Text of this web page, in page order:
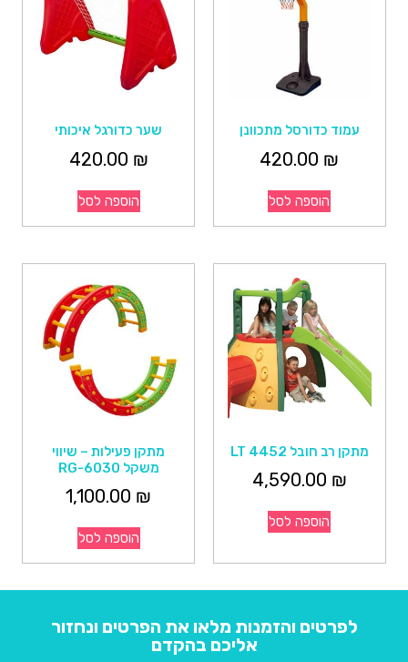
עמוד כדורסל מתכוונן
420.00 ₪
הוספה לסל
שער כדורגל איכותי
420.00 ₪
הוספה לסל
מתקן רב חובל 4452 LT
4,590.00 ₪
הוספה לסל
מתקן פעילות – שיווי
משקל RG-6030
1,100.00 ₪
הוספה לסל
לפרטים והזמנות מלאו את הפרטים ונחזור
אליכם בהקדם